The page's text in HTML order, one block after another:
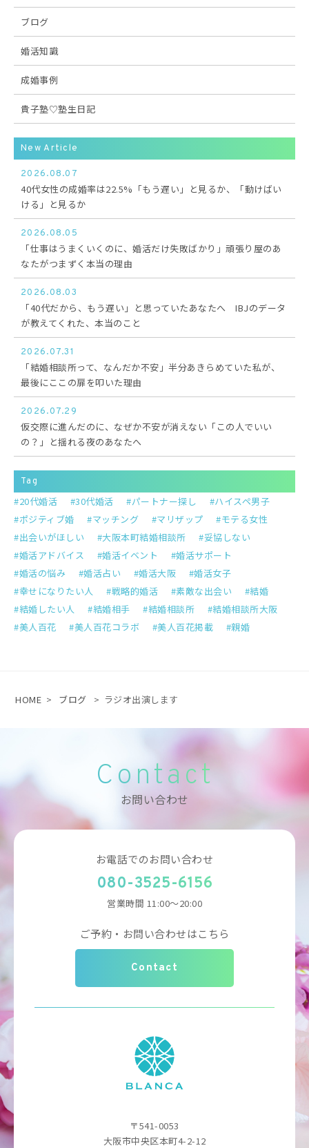
ブログ
婚活知識
成婚事例
貴子塾♡塾生日記
New Article
2026.08.07
40代女性の成婚率は22.5%「もう遅い」と見るか、「動けばい
ける」と見るか
2026.08.05
「仕事はうまくいくのに、婚活だけ失敗ばかり」頑張り屋のあ
なたがつまずく本当の理由
2026.08.03
「40代だから、もう遅い」と思っていたあなたへ IBJのデータ
が教えてくれた、本当のこと
2026.07.31
「結婚相談所って、なんだか不安」半分あきらめていた私が、
最後にここの扉を叩いた理由
2026.07.29
仮交際に進んだのに、なぜか不安が消えない「この人でいい
の？」と揺れる夜のあなたへ
Tag
20代婚活 30代婚活 パートナー探し
ハイスペ男子
ポジティブ婚
マッチング マリザップ
モテる女性
出会いがほしい
大阪本町結婚相談所
妥協しない
婚活アドバイス
婚活イベント
婚活サポート
婚活の悩み
婚活占い 婚活大阪
婚活女子
幸せになりたい人
戦略的婚活 素敵な出会い
結婚
結婚したい人
結婚相手 結婚相談所
結婚相談所大阪
美人百花
美人百花コラボ 美人百花掲載 親婚
HOME > ブログ > ラジオ出演します
Contact
お問い合わせ
お電話でのお問い合わせ
080-3525-6156
営業時間 11:00～20:00
ご予約・お問い合わせはこちら
Contact
〒541-0053
大阪市中央区本町4-2-12